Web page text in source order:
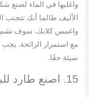
واغليها في الماء لصنع
الأليف طالما أنك
واغمس كلابك. سوف تشم
مع استمرار الرائحة. يجب
سيئة حقًا.
15. اصنع طارد للبراغيث محلي الصنع